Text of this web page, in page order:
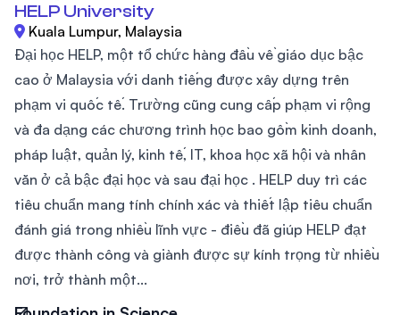
HELP University
Kuala Lumpur, Malaysia
Đại học HELP, một tổ chức hàng đầu về giáo dục bậc
cao ở Malaysia với danh tiếng được xây dựng trên
phạm vi quốc tế. Trường cũng cung cấp phạm vi rộng
và đa dạng các chương trình học bao gồm kinh doanh,
pháp luật, quản lý, kinh tế, IT, khoa học xã hội và nhân
văn ở cả bậc đại học và sau đại học . HELP duy trì các
tiêu chuẩn mang tính chính xác và thiết lập tiêu chuẩn
đánh giá trong nhiều lĩnh vực - điều đã giúp HELP đạt
được thành công và giành được sự kính trọng từ nhiều
nơi, trở thành một...